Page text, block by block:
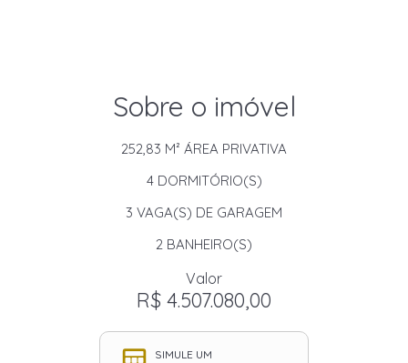
Sobre o imóvel
252,83 M² ÁREA PRIVATIVA
4DORMITÓRIO(S)
3 VAGA(S) DE GARAGEM
2 BANHEIRO(S)
Valor
R$ 4.507.080,00
SIMULE UM